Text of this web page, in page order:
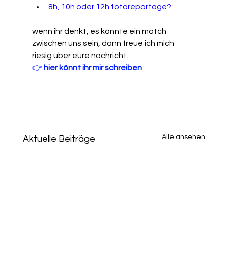
8h, 10h oder 12h fotoreportage?
wenn ihr denkt, es könnte ein match
zwischen uns sein, dann freue ich mich
riesig über eure nachricht.
👉 hier könnt ihr mir schreiben
Aktuelle Beiträge Alle ansehen